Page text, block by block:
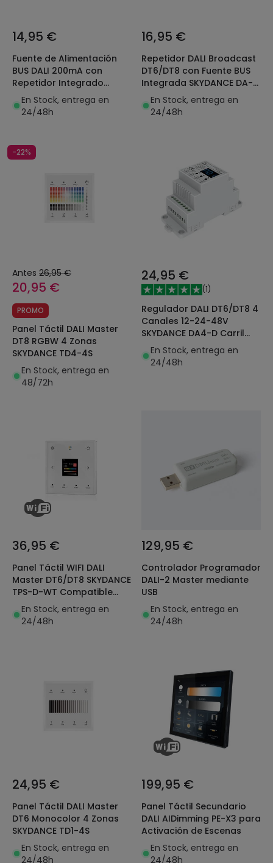
14,95 €
Fuente de Alimentación
BUS DALI 200mA con
Repetidor Integrado
SKYDANCE DA-PS-L
En Stock, entrega en
24/48h
16,95 €
Repetidor DALI Broadcast
DT6/DT8 con Fuente BUS
Integrada SKYDANCE DA-
PBEn Stock, entrega en
24/48h
-22%
Antes 26,95 €
20,95 €
PROMO
Panel Táctil DALI Master
DT8 RGBW 4 Zonas
SKYDANCE TD4-4S
En Stock, entrega en
48/72h
24,95 €
(1)
Regulador DALI DT6/DT8 4
Canales 12-24-48V
SKYDANCE DA4-D Carril
DIN para Tira LED
En Stock, entrega en
24/48h
36,95 €
Panel Táctil WIFI DALI
Master DT6/DT8 SKYDANCE
TPS-D-WT Compatible
con Mando RF
En Stock, entrega en
24/48h
129,95 €
Controlador Programador
DALI-2 Master mediante
USB
En Stock, entrega en
24/48h
24,95 €
Panel Táctil DALI Master
DT6 Monocolor 4 Zonas
SKYDANCE TD1-4S
En Stock, entrega en
24/48h
199,95 €
Panel Táctil Secundario
DALI AIDimming PE-X3 para
Activación de Escenas
En Stock, entrega en
24/48h